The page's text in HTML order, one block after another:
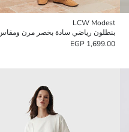
LCW Modest
1,699.00 EGP